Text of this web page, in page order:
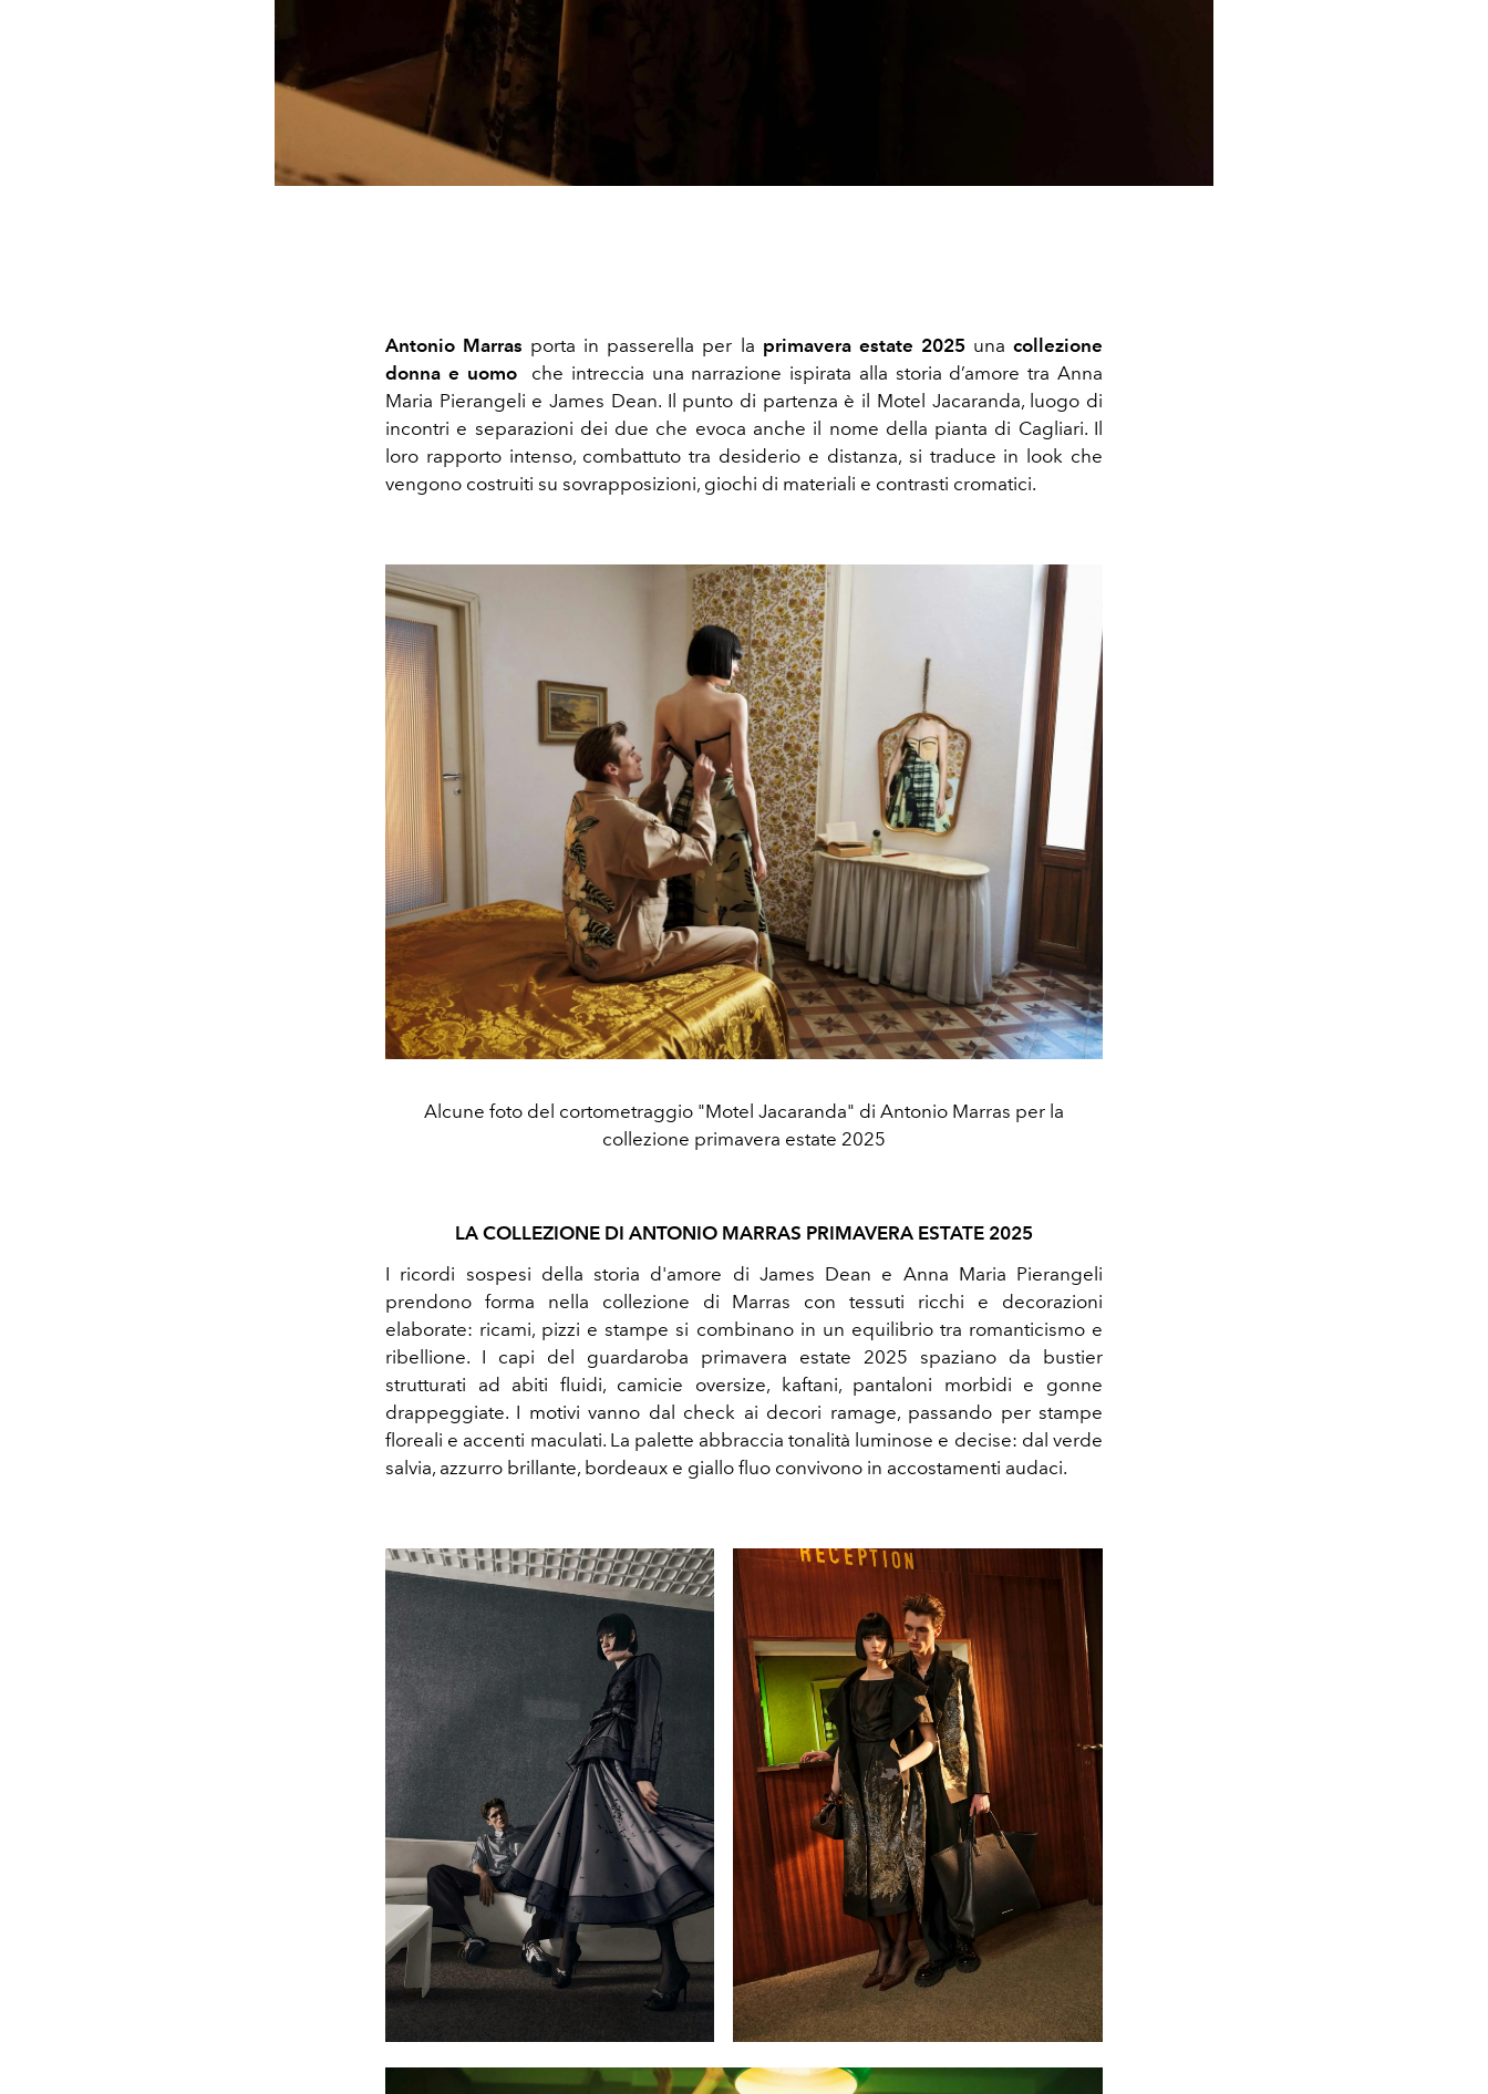
Antonio Marras porta in passerella per la primavera estate 2025 unacollezione
donna e uomo
che intreccia una narrazione ispirata alla storia d’amore traAnna
Maria Pierangeli e James Dean. Il punto di partenza è il Motel Jacaranda, luogo di
incontri e separazioni dei due che evoca anche il nome della pianta di Cagliari. Il
loro rapporto intenso, combattuto tra desiderio e distanza, si traduce in look che
vengono costruiti su sovrapposizioni, giochi di materiali e contrasti cromatici.
Alcune foto del cortometraggio "Motel Jacaranda" di Antonio Marras per la
collezione primavera estate 2025
LA COLLEZIONE DI ANTONIO MARRAS PRIMAVERA ESTATE 2025
I ricordi sospesi della storia d'amore di James Dean e Anna Maria Pierangeli
prendono forma nella collezione di Marras con tessuti ricchi e decorazioni
elaborate: ricami, pizzi e stampe si combinano in un equilibrio tra romanticismo e
ribellione. I capi del guardaroba primavera estate 2025 spaziano da bustier
strutturati ad abiti fluidi, camicie oversize, kaftani, pantaloni morbidi e gonne
drappeggiate. I motivi vanno dal check ai decori ramage, passando per stampe
floreali e accenti maculati. La palette abbraccia tonalità luminose e decise: dal verde
salvia, azzurro brillante, bordeaux e giallo fluo convivono in accostamenti audaci.